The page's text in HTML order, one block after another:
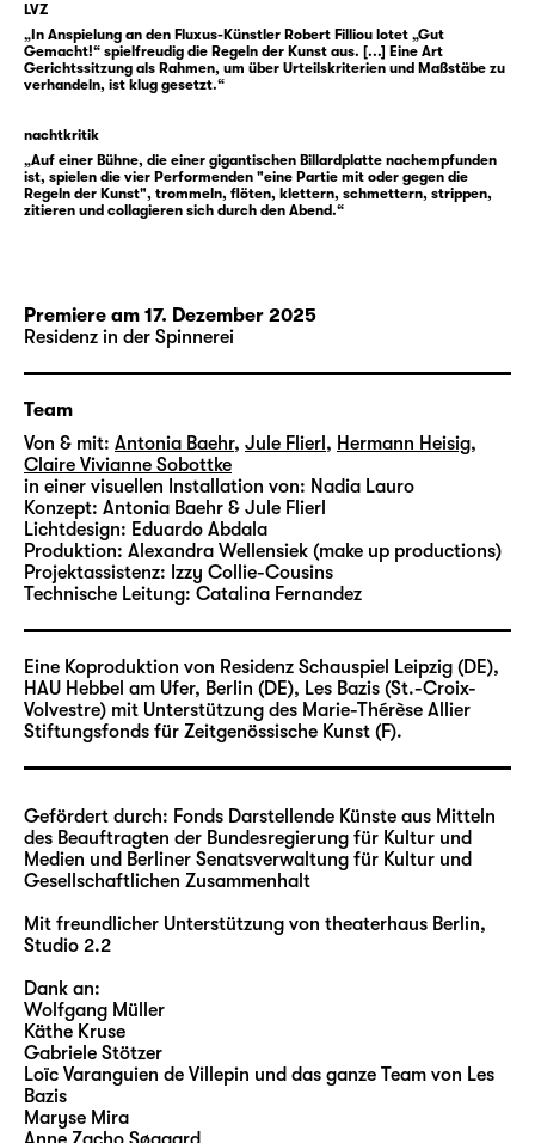
überdimensionalen Billardtisch, der zum
Spielfeld für ein dichtes Geflecht aus
Referenzen wird — von Bauchrednerei bis
Stummfilm. Dabei beziehen sich Baehr, Flierl,
Heisig und Sobottke auf künstlerische
Arbeiten, die sich gängigen Maßstäben
entziehen und jenseits von gut und schlecht
existieren. So erscheint Kurt Schwitters’
singt ein Lied der schönsten Frau West-
Berlins, Tabea Blumenschein, aus Ulrike
Band „Die Tödliche Doris“ als stumme
Gesangsperformance zur Schallplatte. In
einer Serie von Szenen eignet sich die
Gruppe das Äquivalenzprinzip des Fluxus-
Künstlers Robert Filliou an und testet
Tutorials sowie Schauspielszenen als „gut“,
„schlecht“ oder „nicht gemacht“. Historische
Quartett den „Veitstanz/Feixtanz“ von
Gabriele Stötzer (Erfurt, DDR) auf und
verwebt diesen mit eigenen Erfahrungen.
Diese Werke stehen als Fragezeichen im
Gesellschaft, Technologie und
Produktionsbedingungen verschieben?
entstand der Wunsch, in der Konstellation
Autor*innenschaft zusammenzuarbeiten.
2006 bereisten Claire und Hermann mit der
„Randshow“ Peripherien zwischen Berlin und
Kopenhagen. Jule und Claire begegnen sich
seit 2009 in ihrer Praxis durch eine Obsession
mit dem Verhältnis von Stimme und Tanz, die
LVZ
„In Anspielung an den Fluxus-Künstler Robert Filliou lotet „Gut
Gemacht!“ spielfreudig die Regeln der Kunst aus. [...] Eine Art
Gerichtssitzung als Rahmen, um über Urteilskriterien und Maßstäbe zu
verhandeln, ist klug gesetzt.“
nachtkritik
„Auf einer Bühne, die einer gigantischen Billardplatte nachempfunden
ist, spielen die vier Performenden "eine Partie mit oder gegen die
Regeln der Kunst", trommeln, flöten, klettern, schmettern, strippen,
zitieren und collagieren sich durch den Abend.“
Premiere am 17. Dezember 2025
Residenz in der Spinnerei
Team
Von & mit: Antonia Baehr, Jule Flierl , Hermann Heisig,
Claire Vivianne Sobottke
in einer visuellen Installation von: Nadia Lauro
Konzept: Antonia Baehr & Jule Flierl
Lichtdesign: Eduardo Abdala
Produktion: Alexandra Wellensiek (make up productions)
Projektassistenz: Izzy Collie-Cousins
Technische Leitung: Catalina Fernandez
Eine Koproduktion von Residenz Schauspiel Leipzig (DE),
HAU Hebbel am Ufer, Berlin (DE), Les Bazis (St.-Croix-
Volvestre) mit Unterstützung des Marie-Thérèse Allier
Stiftungsfonds für Zeitgenössische Kunst (F).
Gefördert durch: Fonds Darstellende Künste aus Mitteln
des Beauftragten der Bundesregierung für Kultur und
Medien und Berliner Senatsverwaltung für Kultur und
Gesellschaftlichen Zusammenhalt
Mit freundlicher Unterstützung von theaterhaus Berlin,
Studio 2.2
Dank an:
Wolfgang Müller
Käthe Kruse
Gabriele Stötzer
Loïc Varanguien de Villepin und das ganze Team von Les
Bazis
Maryse Mira